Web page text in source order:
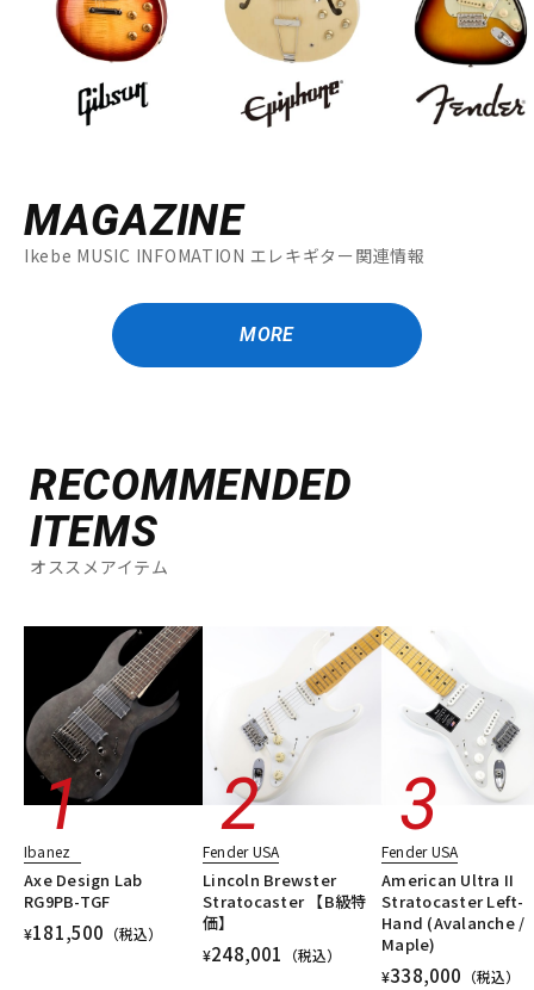
MAGAZINE
Ikebe MUSIC INFOMATION エレキギター関連情報
MORE
RECOMMENDED
ITEMS
オススメアイテム
Ibanez
Axe Design Lab
RG9PB-TGF
¥181,500 （税込）
Fender USA
Lincoln Brewster
Stratocaster 【B級特
価】
¥248,001 （税込）
Fender USA
American Ultra II
Stratocaster Left-
Hand (Avalanche /
Maple)
¥338,000 （税込）